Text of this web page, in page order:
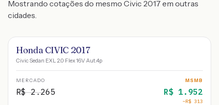
Mostrando cotações do mesmo Civic 2017 em outras
cidades.
Honda CIVIC 2017
Civic Sedan EXL 2.0 Flex 16V Aut.4p
MERCADO
R$2.265
MSMB
R$ 1.952
−R$ 313